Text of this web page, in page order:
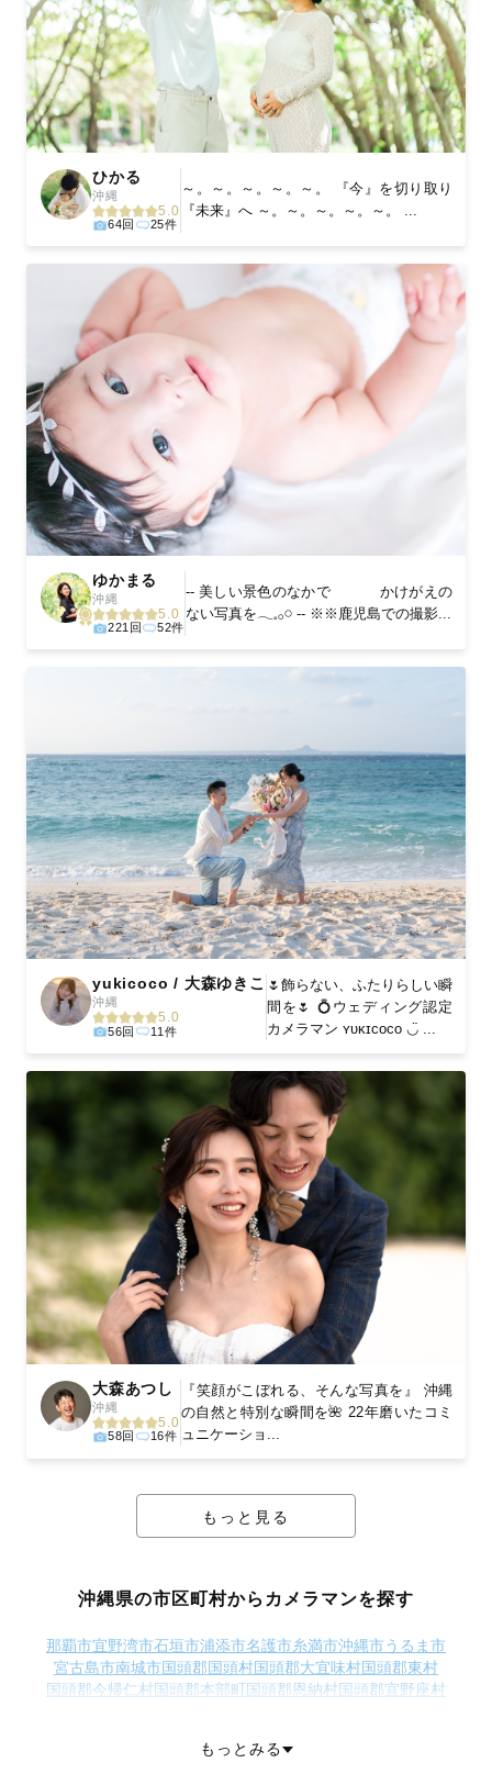
に。きっと「こんな写真を撮ってほしかった！」と思える一枚に
出会えます。まずは、ラブグラフの 撮影事例 をご覧ください。
ひかる
沖縄
5.0
64回 25件
～。～。～。～。～。 『今』を切り取り
『未来』へ ～。～。～。～。～。 ...
ゆかまる
沖縄
5.0
221回 52件
-- 美しい景色のなかで かけがえの
ない写真を𓂃𓈒𓂂𓏸 -- ※※鹿児島での撮影...
yukicoco / 大森ゆきこ
沖縄
5.0
56回 11件
🌷飾らない、ふたりらしい瞬
間を🌷 💍ウェディング認定
カメラマン ʏᴜᴋɪᴄᴏᴄᴏ ◡̈ ...
大森あつし
沖縄
5.0
58回 16件
『笑顔がこぼれる、そんな写真を』 沖縄
の自然と特別な瞬間を🌺 22年磨いたコミ
ュニケーショ...
もっと見る
沖縄県の市区町村からカメラマンを探す
那覇市宜野湾市石垣市浦添市名護市糸満市沖縄市うるま市
宮古島市南城市国頭郡国頭村国頭郡大宜味村国頭郡東村
国頭郡今帰仁村国頭郡本部町国頭郡恩納村国頭郡宜野座村
島尻郡南風原町 島尻郡渡嘉敷村
もっとみる